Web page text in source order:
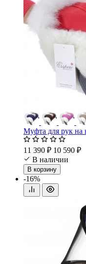
Муфта для рук на
11 390 ₽ 10 590 ₽
В наличии
В корзину
-16%